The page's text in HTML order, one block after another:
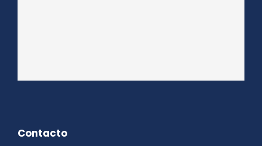
Contacto